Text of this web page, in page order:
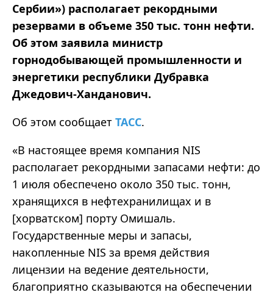
Сербии») располагает рекордными
резервами в объеме 350 тыс. тонн нефти.
Об этом заявила министр
горнодобывающей промышленности и
энергетики республики Дубравка
Джедович-Ханданович.
Об этом сообщает ТАСС.
«В настоящее время компания NIS
располагает рекордными запасами нефти: до
1 июля обеспечено около 350 тыс. тонн,
хранящихся в нефтехранилищах и в
[хорватском] порту Омишаль.
Государственные меры и запасы,
накопленные NIS за время действия
лицензии на ведение деятельности,
благоприятно сказываются на обеспечении